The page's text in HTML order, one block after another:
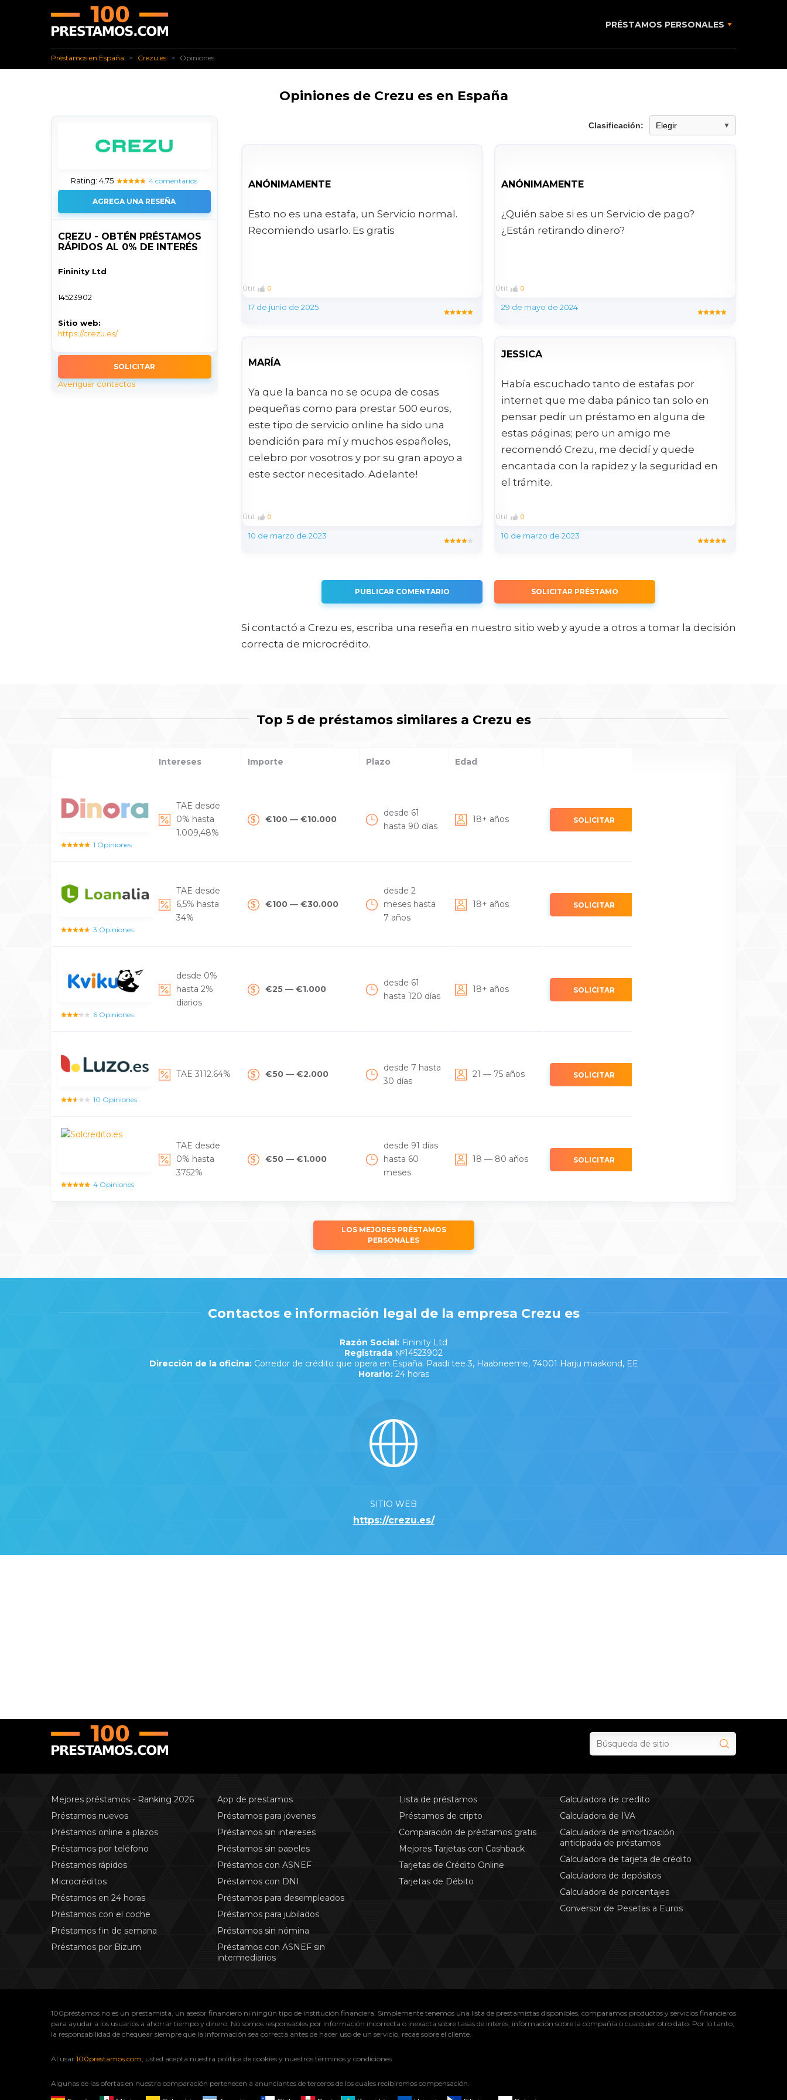
PRÉSTAMOS PERSONALES
✅ Préstamos en España
Préstamos en España ✅ Crezu es
Crezu es Opiniones
Opiniones
Opiniones de Crezu es en España
Rating: 4.75 4 comentarios
AGREGA UNA RESEÑA
CREZU - OBTÉN PRÉSTAMOS
RÁPIDOS AL 0% DE INTERÉS
Fininity Ltd
14523902
Sitio web:
https://crezu.es/
SOLICITAR
Averiguar contactos
Clasificación:
ANÓNIMAMENTE
Esto no es una estafa, un Servicio normal.
Recomiendo usarlo. Es gratis
Útil: 0
17 de junio de 2025
ANÓNIMAMENTE
¿Quién sabe si es un Servicio de pago?
¿Están retirando dinero?
Útil: 0
29 de mayo de 2024
MARÍA
Ya que la banca no se ocupa de cosas
pequeñas como para prestar 500 euros,
este tipo de servicio online ha sido una
bendición para mí y muchos españoles,
celebro por vosotros y por su gran apoyo a
este sector necesitado. Adelante!
Útil: 0
10 de marzo de 2023
JESSICA
Había escuchado tanto de estafas por
internet que me daba pánico tan solo en
pensar pedir un préstamo en alguna de
estas páginas; pero un amigo me
recomendó Crezu, me decidí y quede
encantada con la rapidez y la seguridad en
el trámite.
Útil: 0
10 de marzo de 2023
PUBLICAR COMENTARIO SOLICITAR PRÉSTAMO
Si contactó a Crezu es, escriba una reseña en nuestro sitio web y ayude a otros a tomar la decisión
correcta de microcrédito.
Top 5 de préstamos similares a Crezu es
Intereses Importe Plazo Edad
1 Opiniones
TAE desde
0% hasta
1.009,48%
€100 — €10.000
desde 61
hasta 90 días
18+ años SOLICITAR
3 Opiniones
TAE desde
6,5% hasta
34%
€100 — €30.000
desde 2
meses hasta
7 años
18+ años SOLICITAR
6 Opiniones
desde 0%
hasta 2%
diarios
€25 — €1.000
desde 61
hasta 120 días
18+ años SOLICITAR
10 Opiniones
TAE 3112.64% €50 — €2.000
desde 7 hasta
30 días
21 — 75 años SOLICITAR
4 Opiniones
TAE desde
0% hasta
3752%
€50 — €1.000
desde 91 días
hasta 60
meses
18 — 80 años SOLICITAR
LOS MEJORES PRÉSTAMOS
PERSONALES
Contactos e información legal de la empresa Crezu es
Razón Social: Fininity Ltd
Registrada №14523902
Dirección de la oficina:Corredor de crédito que opera en España. Paadi tee 3, Haabneeme, 74001 Harju maakond, EE
Horario:24 horas
SITIO WEB
https://crezu.es/
Mejores préstamos - Ranking 2026
Préstamos nuevos
Préstamos online a plazos
Préstamos por teléfono
Préstamos rápidos
Microcréditos
Préstamos en 24 horas
Préstamos con el coche
Préstamos fin de semana
Préstamos por Bizum
App de prestamos
Préstamos para jóvenes
Préstamos sin intereses
Préstamos sin papeles
Préstamos con ASNEF
Préstamos con DNI
Préstamos para desempleados
Préstamos para jubilados
Préstamos sin nómina
Préstamos con ASNEF sin
intermediarios
Lista de préstamos
Préstamos de cripto
Comparación de préstamos gratis
Mejores Tarjetas con Cashback
Tarjetas de Crédito Online
Tarjetas de Débito
Calculadora de credito
Calculadora de IVA
Calculadora de amortización
anticipada de préstamos
Calculadora de tarjeta de crédito
Calculadora de depósitos
Calculadora de porcentajes
Conversor de Pesetas a Euros
100préstamos no es un prestamista, un asesor financiero ni ningún tipo de institución financiera. Simplemente tenemos una lista de prestamistas disponibles, comparamos productos y servicios financieros
para ayudar a los usuarios a ahorrar tiempo y dinero. No somos responsables por información incorrecta o inexacta sobre tasas de interés, información sobre la compañía o cualquier otro dato. Por lo tanto,
la responsabilidad de chequear siempre que la información sea correcta antes de hacer uso de un servicio, recae sobre el cliente.
Al usar 100prestamos.com, usted acepta nuestra política de cookies y nuestros términos y condiciones.
Algunas de las ofertas en nuestra comparación pertenecen a anunciantes de terceros de los cuales recibiremos compensación.